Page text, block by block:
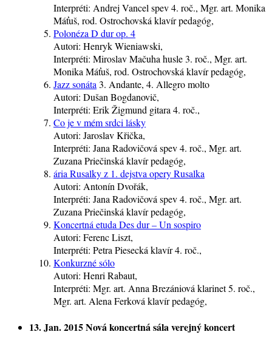
Interpréti: Andrej Vancel spev4. roč., Mgr. art. Monika
Máťuš, rod. Ostrochovská klavírpedagóg,
Polonéza D dur op. 4
Autori: Henryk Wieniawski,
Interpréti: Miroslav Mačuha husle3. roč., Mgr. art.
Monika Máťuš, rod. Ostrochovská klavírpedagóg,
Jazz sonáta 3. Andante, 4. Allegro molto
Autori: Dušan Bogdanovič,
Interpréti: Erik Žigmund gitara 4. roč.,
Co je v mém srdci lásky
Autori: Jaroslav Křička,
Interpréti: Jana Radovičová spev4. roč., Mgr. art.
Zuzana Priečinská klavírpedagóg,
ária Rusalky z 1. dejstva opery Rusalka
Autori: Antonín Dvořák,
Interpréti: Jana Radovičová spev4. roč., Mgr. art.
Zuzana Priečinská klavírpedagóg,
Koncertná etuda Des dur – Un sospiro
Autori: Ferenc Liszt,
Interpréti: Petra Piesecká klavír4. roč.,
Konkurzné sólo
Autori: Henri Rabaut,
Interpréti: Mgr. art. Anna Brezániová klarinet5. roč.,
Mgr. art. Alena Ferková klavírpedagóg,
13. Jan. 2015Nová koncertná sálaverejný koncert